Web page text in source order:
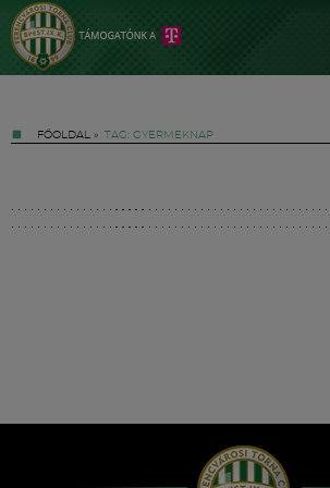
FŐOLDAL » TAG: GYERMEKNAP
Hírek